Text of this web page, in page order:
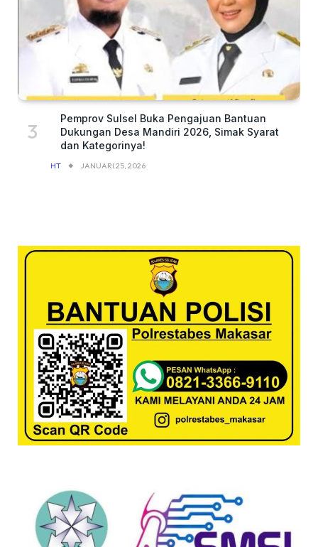
Pemprov Sulsel Buka Pengajuan Bantuan
Dukungan Desa Mandiri 2026, Simak Syarat
dan Kategorinya!
HT JANUARI 25, 2026